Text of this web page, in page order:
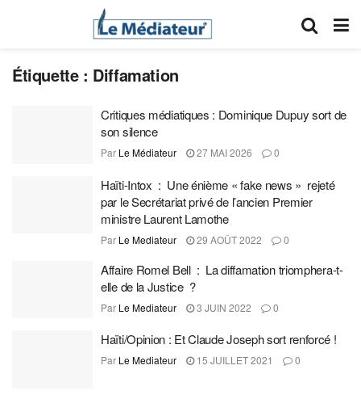
Étiquette : Diffamation
Critiques médiatiques : Dominique Dupuy sort de
son silence
Par Le Médiateur 27 MAI 2026 0
Haïti-Intox : Une énième « fake news » rejeté
par le Secrétariat privé de l’ancien Premier
ministre Laurent Lamothe
Par Le Mediateur 29 AOÛT 2022 0
Affaire Romel Bell : La diffamation triomphera-t-
elle de la Justice ?
Par Le Mediateur 3 JUIN 2022 0
Haïti/Opinion : Et Claude Joseph sort renforcé !
Par Le Mediateur 15 JUILLET 2021 0